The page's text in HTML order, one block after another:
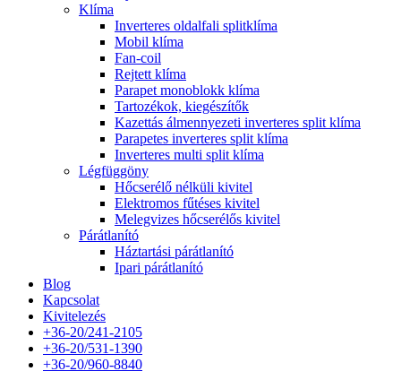
Klíma
Inverteres oldalfali splitklíma
Mobil klíma
Fan-coil
Rejtett klíma
Parapet monoblokk klíma
Tartozékok, kiegészítők
Kazettás álmennyezeti inverteres split klíma
Parapetes inverteres split klíma
Inverteres multi split klíma
Légfüggöny
Hőcserélő nélküli kivitel
Elektromos fűtéses kivitel
Melegvizes hőcserélős kivitel
Párátlanító
Háztartási párátlanító
Ipari párátlanító
Blog
Kapcsolat
Kivitelezés
+36-20/241-2105
+36-20/531-1390
+36-20/960-8840